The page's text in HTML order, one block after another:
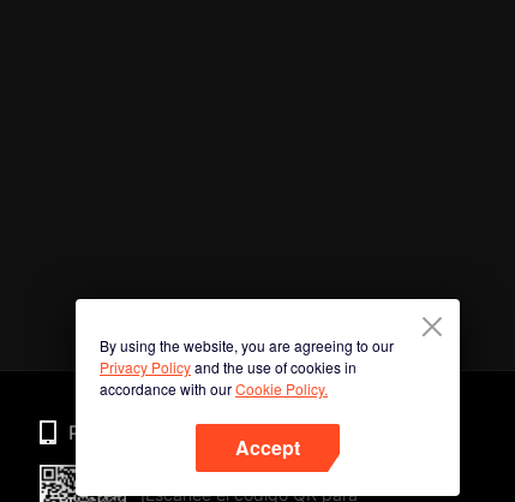
By using the website, you are agreeing to our
Privacy Policyand the use of cookies in
accordance with ourCookie Policy.
Accept
Phone
¡Escanee el código QR para